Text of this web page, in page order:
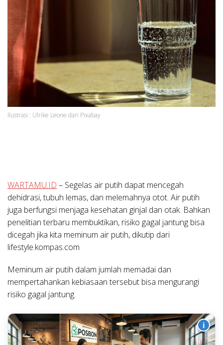
Ilustrasi : Ulrike Leone dari Pixabay
WARTAMU.ID – Segelas air putih dapat mencegah
dehidrasi, tubuh lemas, dan melemahnya otot. Air putih
juga berfungsi menjaga kesehatan ginjal dan otak. Bahkan
penelitian terbaru membuktikan, risiko gagal jantung bisa
dicegah jika kita meminum air putih, dikutip dari
lifestyle.kompas.com
Meminum air putih dalam jumlah memadai dan
mempertahankan kebiasaan tersebut bisa mengurangi
risiko gagal jantung.
i